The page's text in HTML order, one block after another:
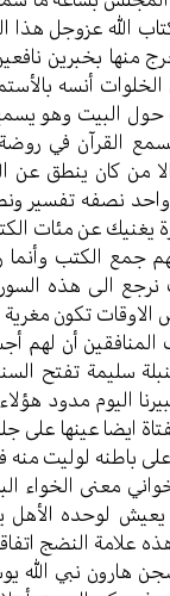
الله عزوجل
بخبرين
أنسه
البيت وهو
القرآن في روضة
من كان ينطق عن
واحد نصفه تفسير
يغنيك عن مئات
جمع الكتب وأنما
الى هذه السورة
الاوقات تكون
المنافقين أن
سليمة تفتح
اليوم مدود
ايضا عينها
باطنه لوليت منه
معنى الخواء
لوحده
علامة النضج
هارون نبي